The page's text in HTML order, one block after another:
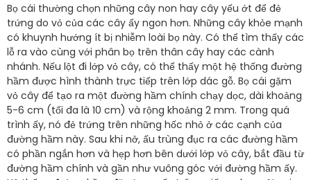
Bọ cái thường chọn những cây non hay cây yếu ớt để đẻ
trứng do vỏ của các cây ấy ngon hơn. Những cây khỏe mạnh
có khuynh hướng ít bị nhiễm loài bọ này. Có thể tìm thấy các
lỗ ra vào cùng với phân bọ trên thân cây hay các cành
nhánh. Nếu lột đi lớp vỏ cây, có thể thấy một hệ thống đường
hầm được hình thành trực tiếp trên lớp dác gỗ. Bọ cái gặm
vỏ cây để tạo ra một đường hầm chính chạy dọc, dài khoảng
5-6 cm (tối đa là 10 cm) và rộng khoảng 2 mm. Trong quá
trình ấy, nó đẻ trứng trên những hốc nhỏ ở các cạnh của
đường hầm này. Sau khi nở, ấu trùng đục ra các đường hầm
có phần ngắn hơn và hẹp hơn bên dưới lớp vỏ cây, bắt đầu từ
đường hầm chính và gần như vuông góc với đường hầm ấy.